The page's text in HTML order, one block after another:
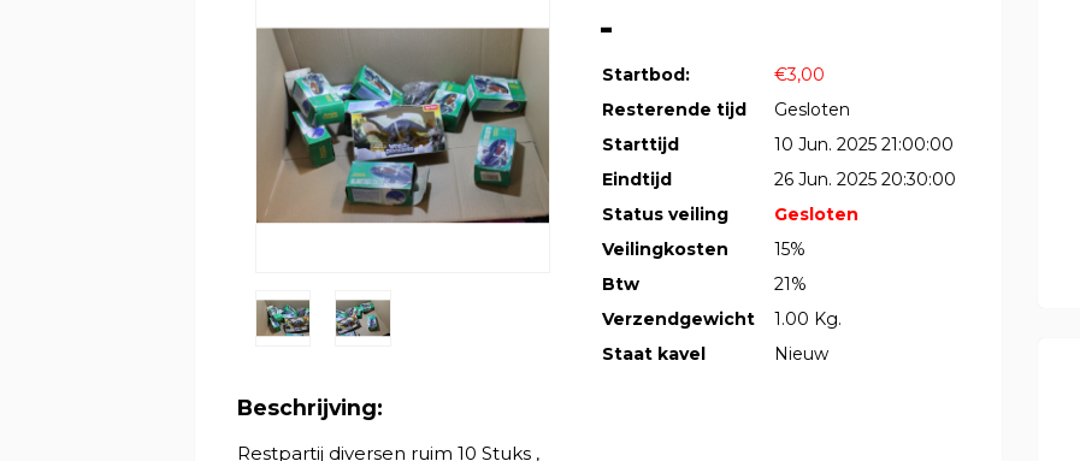
-
Startbod:
€3,00
Resterende tijd
Gesloten
Starttijd
10 Jun. 2025 21:00:00
Eindtijd
26 Jun. 2025 20:30:00
Status veiling
Gesloten
Veilingkosten
15%
Btw
21%
Verzendgewicht
1.00 Kg.
Staat kavel
Nieuw
Beschrijving:
Restpartij diversen ruim 10 Stuks ,